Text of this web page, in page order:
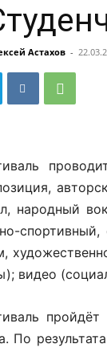
Астахов -
народный
видео
По